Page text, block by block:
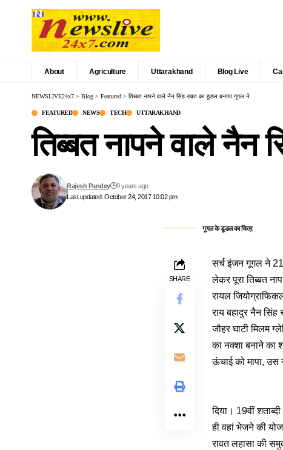
About Agriculture Uttarakhand Blog Live
NEWSLIVE24x7 > Blog > Featured > तिब्बत नापने वाले नैन सिंह रावत का डूडल बनाया गूगल ने
FEATURED NEWS TECH UTTARAKHAND
तिब्बत नापने वाले नैन
Last updated: October 24, 2017 10:02 pm
Rajesh Pandey 9 years ago
गूगल के डूडल का चित्र
SHARE
सर्च इंजन गूगल ने 21
लेकर पूरा तिब्बत
रायल
राय बहादुर नैन सिंह
जौहर घाटी मिलम
का नक्शा बनाने का
ऊंचाई को मापा, उस
दिया। 19वीं
ही वहां भेजने की
रावत लहासा की